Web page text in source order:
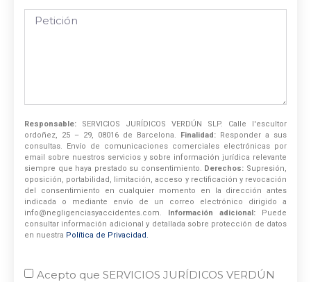
Responsable: SERVICIOS JURÍDICOS VERDÚN SLP. Calle l'escultor
ordoñez, 25 – 29, 08016 de Barcelona.
Finalidad: Responder a sus
consultas. Envío de comunicaciones comerciales electrónicas por
email sobre nuestros servicios y sobre información jurídica relevante
siempre que haya prestado su consentimiento. Derechos: Supresión,
oposición, portabilidad, limitación, acceso y rectificación y revocación
del consentimiento en cualquier momento en la dirección antes
indicada o mediante envío de un correo electrónico dirigido a
info@negligenciasyaccidentes.com.
Información adicional: Puede
consultar información adicional y detallada sobre protección de datos
en nuestra Política de Privacidad.
Acepto que SERVICIOS JURÍDICOS VERDÚN